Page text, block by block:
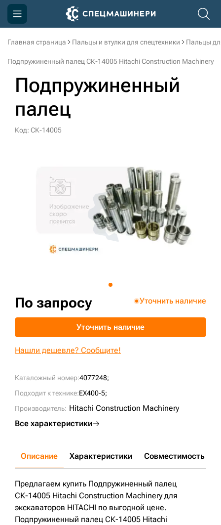
Главная страница Пальцы и втулки для спецтехники Пальцы
Подпружиненный палец СК-14005 Hitachi Construction Machinery
Подпружиненный
палец
Код: СК-14005
Каталожный номер:4077248;
Подходит к технике:EX400-5;
Производитель: Hitachi Construction Machinery
Все характеристики
По запросу Уточнить наличие
Уточнить наличие
Нашли дешевле? Сообщите!
Описание Характеристики Совместимость
Предлагаем купить Подпружиненный палец
СК-14005 Hitachi Construction Machinery для
экскаваторов HITACHI по выгодной цене.
Подпружиненный палец СК-14005 Hitachi
Компания
Доставка и оплата
Информация
Контакты
sksale@skdst.ru
+7 (499) 394-50-93